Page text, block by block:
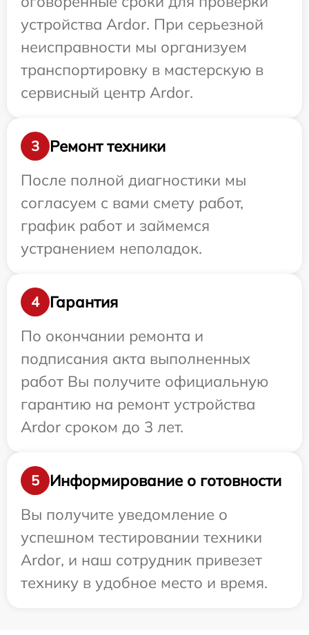
устройства Ardor. При серьезной
неисправности мы организуем
транспортировку в мастерскую в
сервисный центр Ardor.
3
Ремонт техники
После полной диагностики мы
согласуем с вами смету работ,
график работ и займемся
устранением неполадок.
4
Гарантия
По окончании ремонта и
подписания акта выполненных
работ Вы получите официальную
гарантию на ремонт устройства
Ardor сроком до 3 лет.
5
Информирование о готовности
Вы получите уведомление о
успешном тестировании техники
Ardor, и наш сотрудник привезет
технику в удобное место и время.